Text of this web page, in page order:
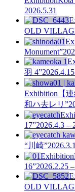
2026.5.31
OLD
Monument”
羽 4”
Exhibition 【
和ハ去レリ”
17”2026.4.3 –
“川崎”
Exhibition
16”2026.2.25
OLD